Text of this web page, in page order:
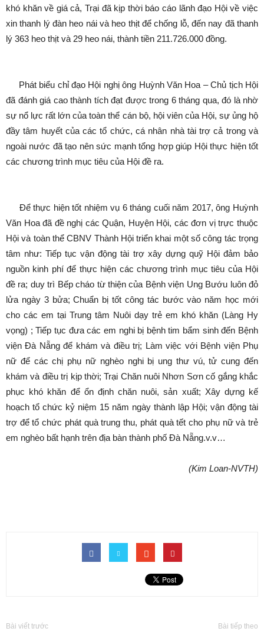
khó khăn về giá cả, Trại đã kịp thời báo cáo lãnh đạo Hội về việc
xin thanh lý đàn heo nái và heo thịt để chống lỗ, đến nay đã thanh
lý 363 heo thịt và 29 heo nái, thành tiền 211.726.000 đồng.
Phát biểu chỉ đạo Hội nghị ông Huỳnh Văn Hoa – Chủ tịch Hội
đã đánh giá cao thành tích đạt được trong 6 tháng qua, đó là nhờ
sự nổ lực rất lớn của toàn thể cán bộ, hội viên của Hội, sự ủng hộ
đầy tâm huyết của các tổ chức, cá nhân nhà tài trợ cả trong và
ngoài nước đã tạo nên sức mạnh tổng hợp giúp Hội thực hiện tốt
các chương trình mục tiêu của Hội đề ra.
Để thực hiện tốt nhiệm vụ 6 tháng cuối năm 2017, ông Huỳnh
Văn Hoa đã đề nghị các Quận, Huyện Hội, các đơn vị trực thuộc
Hội và toàn thể CBNV Thành Hội triển khai một số công tác trọng
tâm như: Tiếp tục vận động tài trợ xây dựng quỹ Hội đảm bảo
nguồn kinh phí để thực hiện các chương trình mục tiêu của Hội
đề ra; duy trì Bếp cháo từ thiện của Bệnh viện Ung Bướu luôn đỏ
lửa ngày 3 bửa; Chuẩn bị tốt công tác bước vào năm học mới
cho các em tại Trung tâm Nuôi dạy trẻ em khó khăn (Làng Hy
vọng) ; Tiếp tục đưa các em nghi bị bệnh tim bẩm sinh đến Bệnh
viện Đà Nẵng để khám và điều trị; Làm việc với Bệnh viện Phụ
nữ để các chị phụ nữ nghèo nghi bị ung thư vú, tử cung đến
khám và điều trị kịp thời; Trại Chăn nuôi Nhơn Sơn cố gắng khắc
phục khó khăn để ổn định chăn nuôi, sản xuất; Xây dựng kế
hoạch tổ chức kỷ niệm 15 năm ngày thành lập Hội; vận động tài
trợ để tổ chức phát quà trung thu, phát quà tết cho phụ nữ và trẻ
em nghèo bất hạnh trên địa bàn thành phố Đà Nẵng.v.v…
(Kim Loan-NVTH)
Bài viết trước Bài tiếp theo